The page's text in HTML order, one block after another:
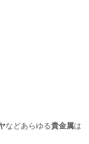
などあらゆる貴金属は